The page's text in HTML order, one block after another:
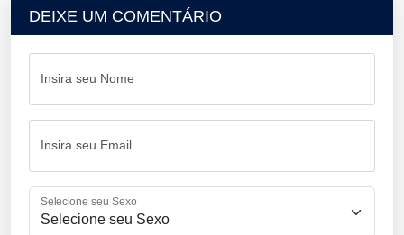
DEIXE UM COMENTÁRIO
Insira seu Nome
Insira seu Email
Selecione seu Sexo